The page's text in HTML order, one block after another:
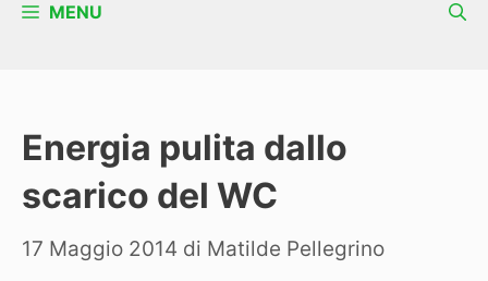
MENU
Energia pulita dallo
scarico del WC
17 Maggio 2014 di Matilde Pellegrino